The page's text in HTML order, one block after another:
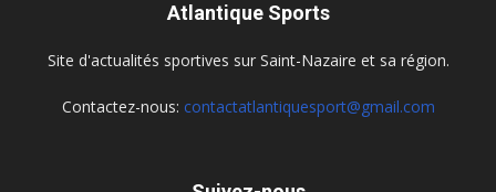
Atlantique Sports
Site d'actualités sportives sur Saint-Nazaire et sa région.
Contactez-nous: contactatlantiquesport@gmail.com